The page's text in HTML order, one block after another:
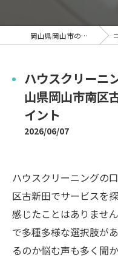
岡山県岡山市のハウスクリーニングならクレール コ
ハウスクリーニ
山県岡山市南区
イント
2026/06/07
ハウスクリーニングの
区古新田でサービスを
感じたことはありませ
で多種多様な選択肢が
るのか悩む声も多く聞